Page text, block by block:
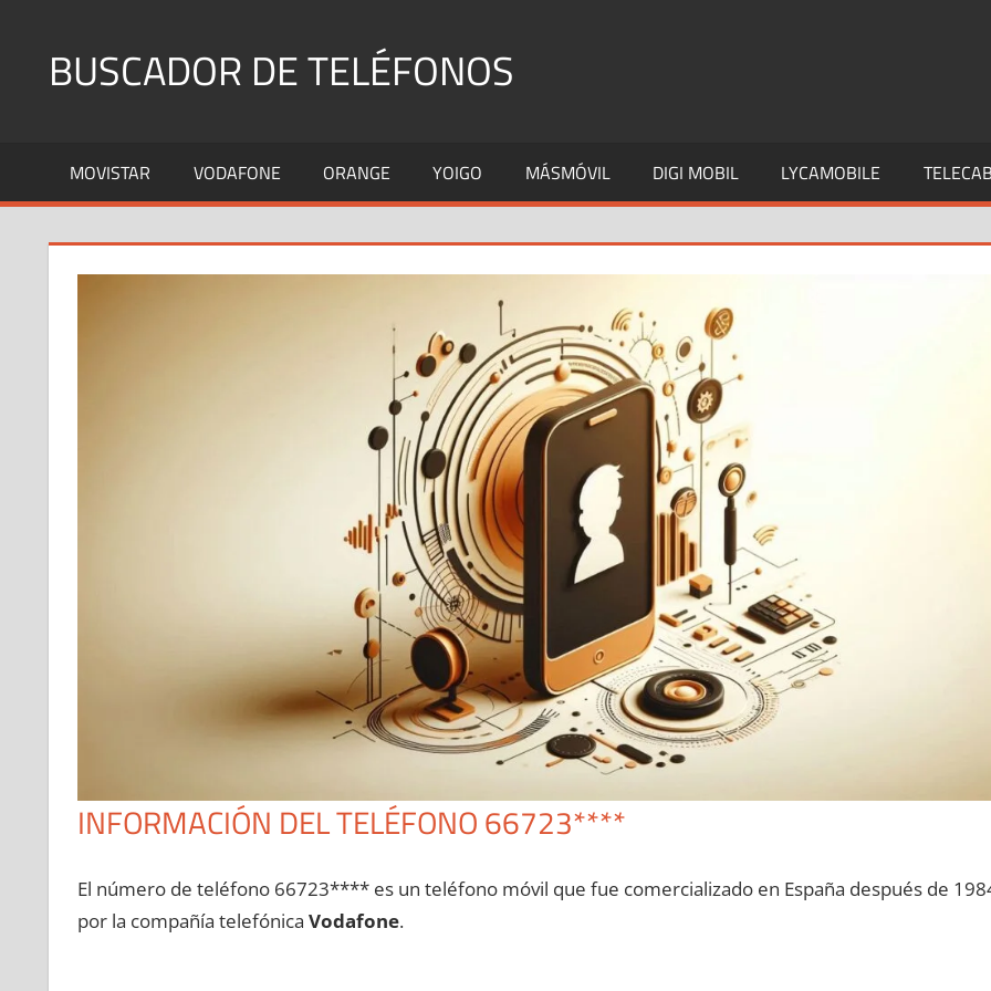
contenidoBUSCADOR DE TELÉFONOS
Fijos
y
MOVISTAR VODAFONE ORANGE YOIGO MÁSMÓVIL DIGI MOBIL LYCAMOBILE
INFORMACIÓN DEL TELÉFONO 66723****
El número dе teléfono 66723**** es un teléfono móvil quе fue comercializado en España después dе
pοr la compañía telefónica Vodafone.